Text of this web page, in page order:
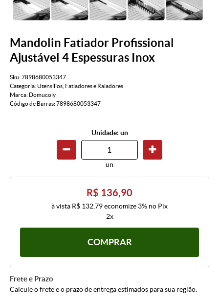
Mandolin Fatiador Profissional
Ajustável 4 Espessuras Inox
Sku:7898680053347
Categoria: Utensílios Fatiadores e Raladores
Marca: Domucoly
Código de Barras:7898680053347
Unidade: un
un
R$ 136,90
à vista R$ 132,79economize 3% no Pix
2x
COMPRAR
Frete e Prazo
Calcule o frete e o prazo de entrega estimados para sua região: